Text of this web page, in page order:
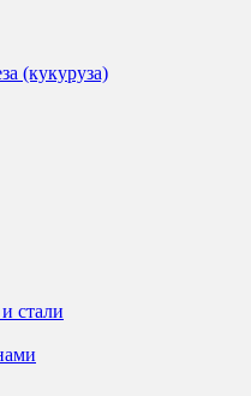
(кукуруза)
стали